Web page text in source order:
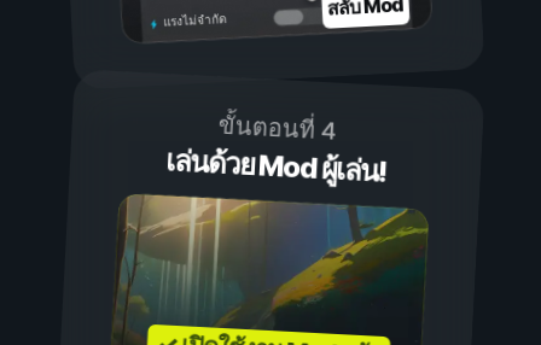
แรงไม่จำกัด สลับ Mod
ขั้นตอนที่ 4
เล่นด้วย Mod ผู้เล่น!